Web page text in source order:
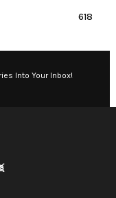
618
Into Your Inbox!